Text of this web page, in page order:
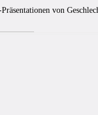
von